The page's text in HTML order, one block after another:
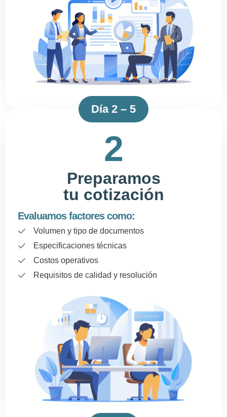
Día 2 – 5
2
Preparamos
tu cotización
Evaluamos factores como:
Volumen y tipo de documentos
Especificaciones técnicas
Costos operativos
Requisitos de calidad y resolución